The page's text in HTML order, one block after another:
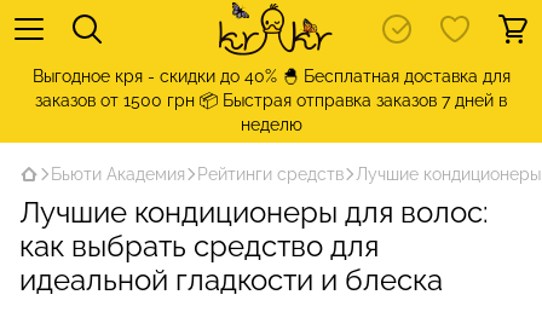
Выгодное кря - скидки до 40% 🐣 Бесплатная доставка для
заказов от 1500 грн 📦 Быстрая отправка заказов 7 дней в
неделю
Бьюти Академия Рейтинги средств Лучшие
Лучшие кондиционеры для волос:
как выбрать средство для
идеальной гладкости и блеска